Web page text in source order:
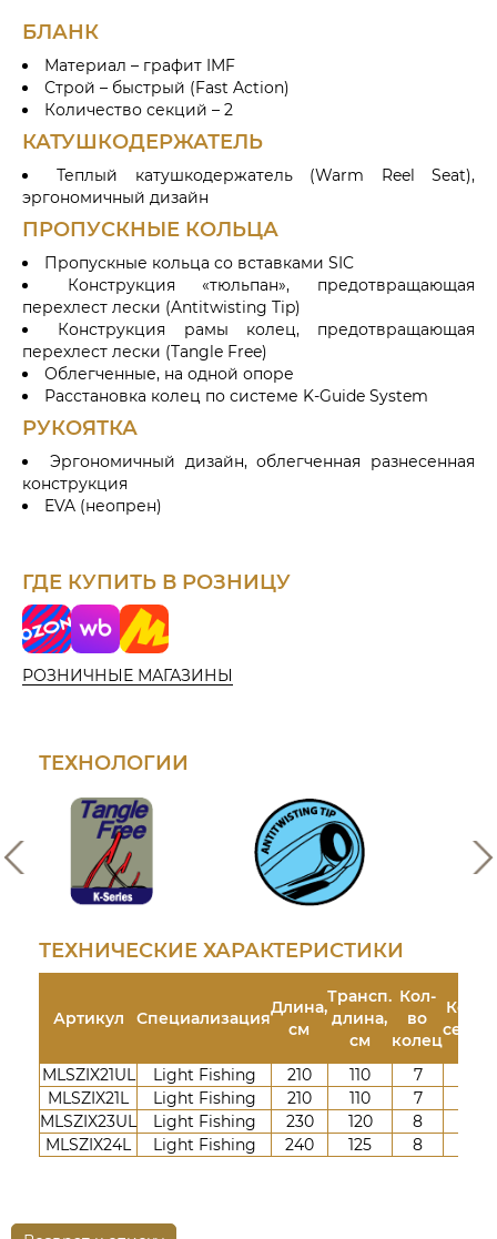
БЛАНК
Материал – графит IMF
Строй – быстрый (Fast Action)
Количество секций – 2
КАТУШКОДЕРЖАТЕЛЬ
Теплый катушкодержатель (Warm Reel Seat),
эргономичный дизайн
ПРОПУСКНЫЕ КОЛЬЦА
Пропускные кольца cо вставками SIC
Конструкция «тюльпан», предотвращающая
перехлест лески (Antitwisting Tip)
Конструкция рамы колец, предотвращающая
перехлест лески (Tangle Free)
Облегченные, на одной опоре
Расстановка колец по системе K-Guide System
РУКОЯТКА
Эргономичный дизайн, облегченная разнесенная
конструкция
EVA (неопрен)
ГДЕ КУПИТЬ В РОЗНИЦУ
o
z
o
n
W
i
d
r
e
Я
н
д
е
а
к
е
т
РОЗНИЧНЫЕ МАГАЗИНЫ
ТЕХНОЛОГИИ
ТЕХНИЧЕСКИЕ ХАРАКТЕРИСТИКИ
Артикул Специализация
Длина,
см
Трансп.
длина,
см
Кол-
во
колец
Кол-
MLSZIX21UL Light Fishing 210 110 7
MLSZIX21L
Light Fishing 210 110 7
MLSZIX23UL
Light Fishing 230 120 8
MLSZIX24L
Light Fishing 240 125 8